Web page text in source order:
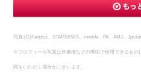
写真:(C)Fanplus、STARNEWS、innolife、PA、AMJ、
※プロフィール写真は肖像権などの理由で使用できるも
間をいただく場合がございます。